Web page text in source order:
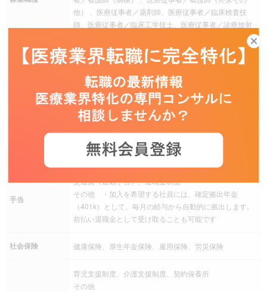
他） 、医療従事者／薬剤師、医療従事者／臨床検査技
師、医療従事者／臨床工学技士、医療従事者／診療放射
線技師、医療従事者／PT/理学療法士、医療従事者／OT/
作業療法士、医療従事者／獣医師、医療従事者／臨床心
理士
残業は月により変動あり
完全週休二日制（土日曜日）、祝日、年末年始、有給休
暇、介護休暇、年間休日120日以上
その他 ※担当施設によっては土・日に出勤の可能性あり
手当
交通費（通勤手当）、退職金制度
その他 ・加入を希望する社員には、確定拠出年金
（401k）として、毎月の給与から自動的に拠出します。
前払い退職金として受け取ることも可能です
社会保険 健康保険、厚生年金保険、雇用保険、労災保険
育児支援制度、介護支援制度、契約保養所
その他